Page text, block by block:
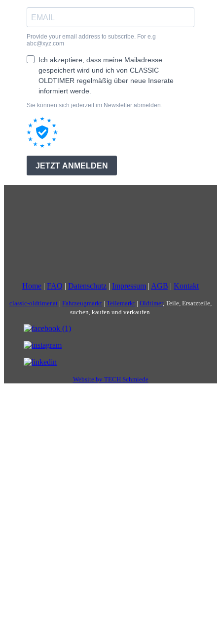
Home | FAQ | Datenschutz | Impressum | AGB | Kontakt
classic-oldtimer.at | Fahrzeugmarkt | Teilemarkt | Oldtimer, Teile, Ersatzteile,
suchen, kaufen und verkaufen.
Website by TECH Schmiede